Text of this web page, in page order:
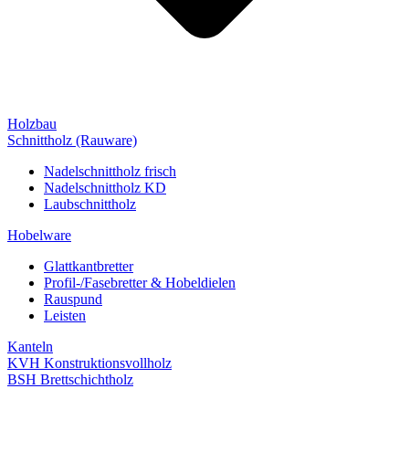
Holzbau
Schnittholz (Rauware)
Nadelschnittholz frisch
Nadelschnittholz KD
Laubschnittholz
Hobelware
Glattkantbretter
Profil-/Fasebretter & Hobeldielen
Rauspund
Leisten
Kanteln
KVH Konstruktionsvollholz
BSH Brettschichtholz